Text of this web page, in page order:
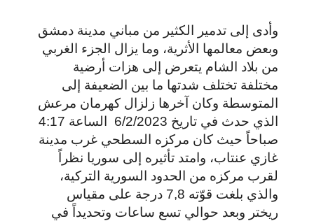
وأدى إلى تدمير الكثير من مباني مدينة دمشق
وبعض معالمها الأثرية، وما يزال الجزء الغربي
من بلاد الشام يتعرض إلى هزات أرضية
مختلفة تختلف شدتها ما بين الضعيفة إلى
المتوسطة وكان آخرها زلزال كهرمان مرعش
الذي حدث في تاريخ 6/2/2023 الساعة 4:17
صباحاً حيث كان مركزه السطحي غرب مدينة
غازي عنتاب، وامتد تأثيره إلى سوريا نظراً
لقرب مركزه من الحدود السورية التركية،
والذي بلغت قوّته 7,8 درجة على مقياس
ريختر وبعد حوالي تسع ساعات وتحديداً في